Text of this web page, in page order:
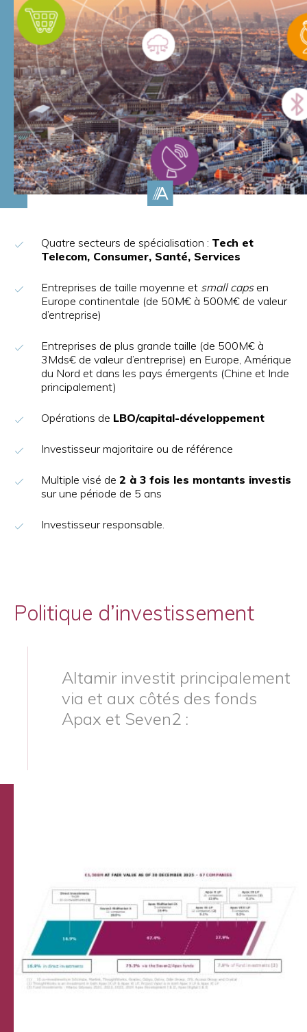
Quatre secteurs de spécialisation : Tech et
Telecom, Consumer, Santé, Services
Entreprises de taille moyenne et small capsen
Europe continentale (de 50M€ à 500M€ de valeur
d’entreprise)
Entreprises de plus grande taille (de 500M€ à
3Mds€ de valeur d’entreprise) en Europe, Amérique
du Nord et dans les pays émergents (Chine et Inde
principalement)
Opérations de LBO/capital-développement
Investisseur majoritaire ou de référence
Multiple visé de 2 à 3 fois les montants investis
sur une période de 5 ans
Investisseur responsable.
Politique d’investissement
Altamir investit principalement
via et aux côtés des fonds
Apax et Seven2 :